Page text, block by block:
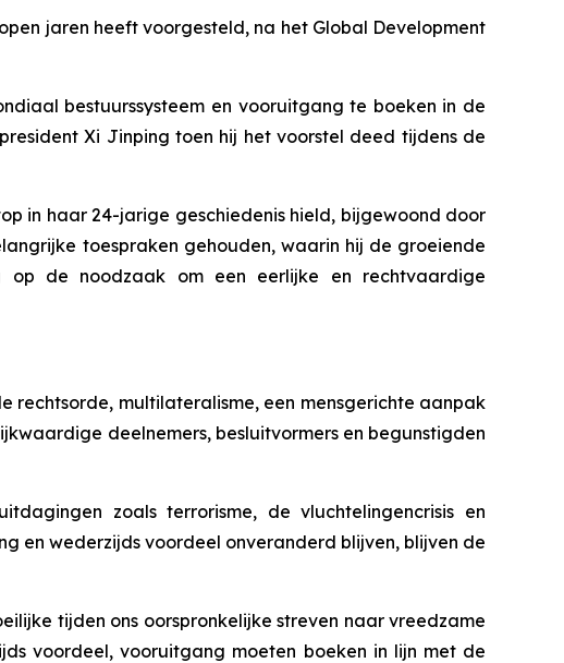
jaren heeft voorgesteld, na het Global Development
bestuurssysteem en vooruitgang te boeken in de
Xi Jinping toen hij het voorstel deed tijdens de
in haar 24-jarige geschiedenis hield, bijgewoond door
toespraken gehouden, waarin hij de groeiende
op de noodzaak om een eerlijke en rechtvaardige
rechtsorde, multilateralisme, een mensgerichte aanpak
deelnemers, besluitvormers en begunstigden
zoals terrorisme, de vluchtelingencrisis en
en wederzijds voordeel onveranderd blijven, blijven de
tijden ons oorspronkelijke streven naar vreedzame
voordeel, vooruitgang moeten boeken in lijn met de